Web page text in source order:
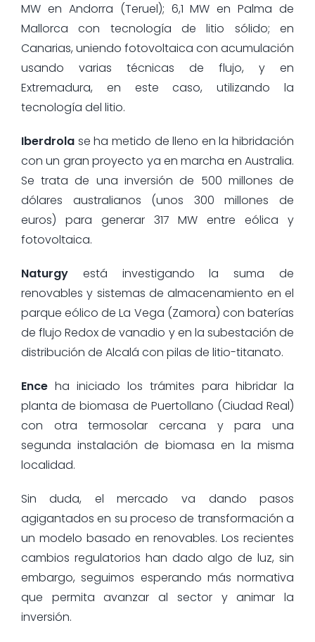
MW en Andorra (Teruel); 6,1 MW en Palma de
Mallorca con tecnología de litio sólido; en
Canarias, uniendo fotovoltaica con acumulación
usando varias técnicas de flujo, y en
Extremadura, en este caso, utilizando la
tecnología del litio.
Iberdrolase ha metido de lleno en la hibridación
con un gran proyecto ya en marcha en Australia.
Se trata de una inversión de 500 millones de
dólares australianos (unos 300 millones de
euros) para generar 317 MW entre eólica y
fotovoltaica.
Naturgyestá investigando la suma de
renovables y sistemas de almacenamiento en el
parque eólico de La Vega (Zamora) con baterías
de flujo Redox de vanadio y en la subestación de
distribución de Alcalá con pilas de litio-titanato.
Enceha iniciado los trámites para hibridar la
planta de biomasa de Puertollano (Ciudad Real)
con otra termosolar cercana y para una
segunda instalación de biomasa en la misma
localidad.
Sin duda, el mercado va dando pasos
agigantados en su proceso de transformación a
un modelo basado en renovables. Los recientes
cambios regulatorios han dado algo de luz, sin
embargo, seguimos esperando más normativa
que permita avanzar al sector y animar la
inversión.